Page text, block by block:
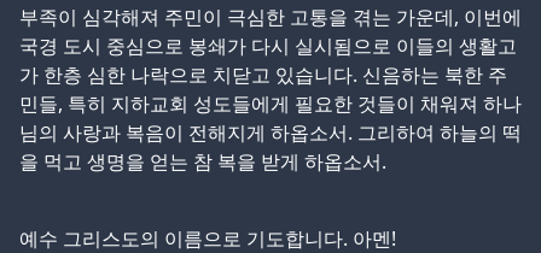
부족이 심각해져 주민이 극심한 고통을 겪는 가운데, 이번에
국경 도시 중심으로 봉쇄가 다시 실시됨으로 이들의 생활고
가 한층 심한 나락으로 치닫고 있습니다. 신음하는 북한 주
민들, 특히 지하교회 성도들에게 필요한 것들이 채워져 하나
님의 사랑과 복음이 전해지게 하옵소서. 그리하여 하늘의 떡
을 먹고 생명을 얻는 참 복을 받게 하옵소서.
예수 그리스도의 이름으로 기도합니다. 아멘!